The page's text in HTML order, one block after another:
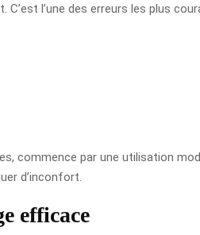
l’une des erreurs les plus
commence par une utilisation
d’inconfort.
efficace